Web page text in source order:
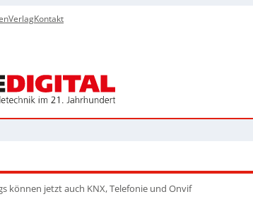
VerlagKontakt
können jetzt auch KNX, Telefonie und Onvif